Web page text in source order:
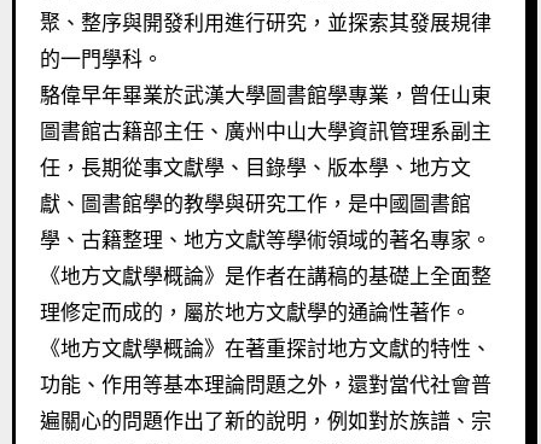
聚、整序與開發利用進行研究，並探索其發展規律
的一門學科。
駱偉早年畢業於武漢大學圖書館學專業，曾任山東
圖書館古籍部主任、廣州中山大學資訊管理系副主
任，長期從事文獻學、目錄學、版本學、地方文
獻、圖書館學的教學與研究工作，是中國圖書館
學、古籍整理、地方文獻等學術領域的著名專家。
《地方文獻學概論》是作者在講稿的基礎上全面整
理修定而成的，屬於地方文獻學的通論性著作。
《地方文獻學概論》在著重探討地方文獻的特性、
功能、作用等基本理論問題之外，還對當代社會普
遍關心的問題作出了新的說明，例如對於族譜、宗